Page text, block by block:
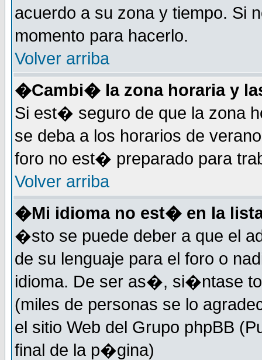
acuerdo a su zona y tiempo. Si
momento para hacerlo.
Volver arriba
�Cambi� la zona horaria y
Si est� seguro de que la zona
se deba a los horarios de
foro no est� preparado para
Volver arriba
�Mi idioma no est� en la
�sto se puede deber a que el
de su lenguaje para el foro o
idioma. De ser as�, si�ntase
(miles de personas se lo
el sitio Web del Grupo phpBB
final de la p�gina)